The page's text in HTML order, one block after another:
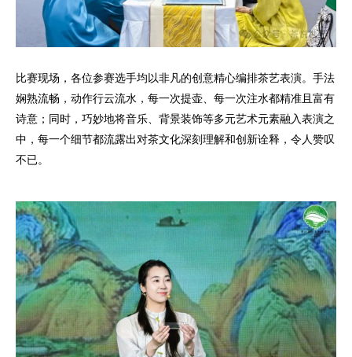
比赛现场，各位参赛选手均以非凡的创意精心编排茶艺表演。手法
娴熟流畅，动作行云流水，每一次提壶、每一次注水都精准且富有
诗意；同时，巧妙地将音乐、背景装饰等多元艺术元素融入表演之
中，每一个细节都流露出对茶文化深刻理解和创新诠释，令人赞叹
不已。